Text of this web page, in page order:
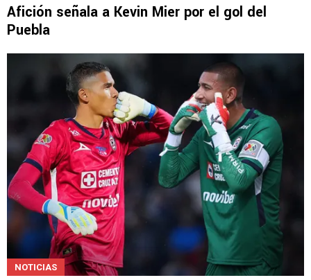
Afición señala a Kevin Mier por el gol del
Puebla
NOTICIAS